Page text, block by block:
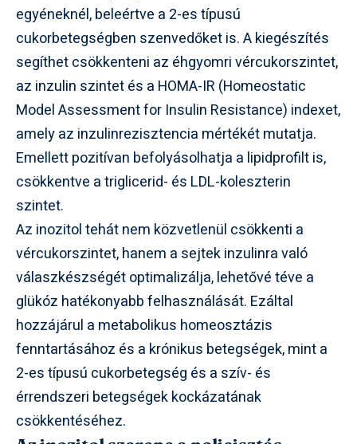
egyéneknél, beleértve a 2-es típusú
cukorbetegségben szenvedőket is. A kiegészítés
segíthet csökkenteni az éhgyomri vércukorszintet,
az inzulin szintet és a HOMA-IR (Homeostatic
Model Assessment for Insulin Resistance) indexet,
amely az inzulinrezisztencia mértékét mutatja.
Emellett pozitívan befolyásolhatja a lipidprofilt is,
csökkentve a triglicerid- és LDL-koleszterin
szintet.
Az inozitol tehát nem közvetlenül csökkenti a
vércukorszintet, hanem a sejtek inzulinra való
válaszkészségét optimalizálja, lehetővé téve a
glükóz hatékonyabb felhasználását. Ezáltal
hozzájárul a metabolikus homeosztázis
fenntartásához és a krónikus betegségek, mint a
2-es típusú cukorbetegség és a szív- és
érrendszeri betegségek kockázatának
csökkentéséhez.